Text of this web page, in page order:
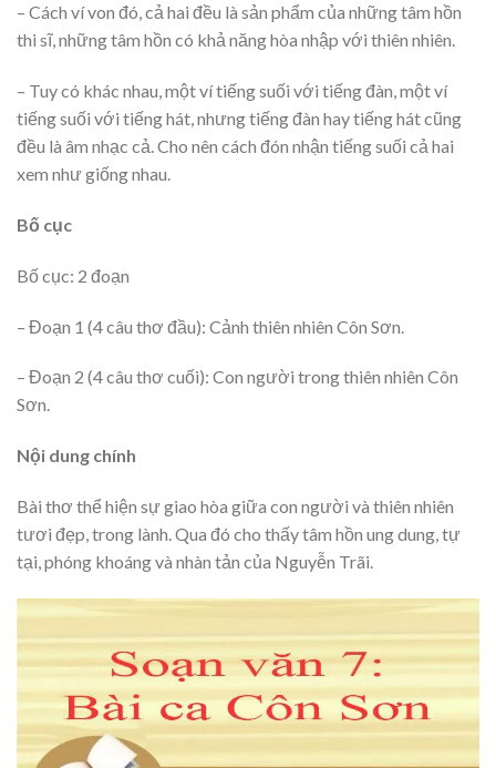
– Cách ví von đó, cả hai đều là sản phẩm của những tâm hồn
thi sĩ, những tâm hồn có khả năng hòa nhập với thiên nhiên.
– Tuy có khác nhau, một ví tiếng suối với tiếng đàn, một ví
tiếng suối với tiếng hát, nhưng tiếng đàn hay tiếng hát cũng
đều là âm nhạc cả. Cho nên cách đón nhận tiếng suối cả hai
xem như giống nhau.
Bố cục
Bố cục: 2 đoạn
– Đoạn 1 (4 câu thơ đầu): Cảnh thiên nhiên Côn Sơn.
– Đoạn 2 (4 câu thơ cuối): Con người trong thiên nhiên Côn
Sơn.
Nội dung chính
Bài thơ thể hiện sự giao hòa giữa con người và thiên nhiên
tươi đẹp, trong lành. Qua đó cho thấy tâm hồn ung dung, tự
tại, phóng khoáng và nhàn tản của Nguyễn Trãi.